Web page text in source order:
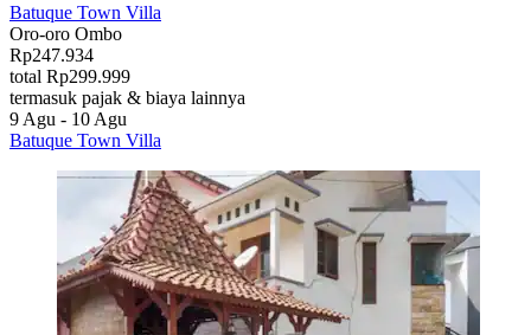
Batuque Town Villa
Oro-oro Ombo
Rp247.934
total Rp299.999
termasuk pajak & biaya lainnya
9 Agu - 10 Agu
Batuque Town Villa